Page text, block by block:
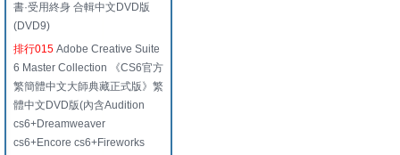
書·受用終身 合輯中文DVD版
(DVD9)
排行015 Adobe Creative Suite
6 Master Collection 《CS6官方
繁簡體中文大師典藏正式版》繁
體中文DVD版(內含Audition
cs6+Dreamweaver
cs6+Encore cs6+Fireworks